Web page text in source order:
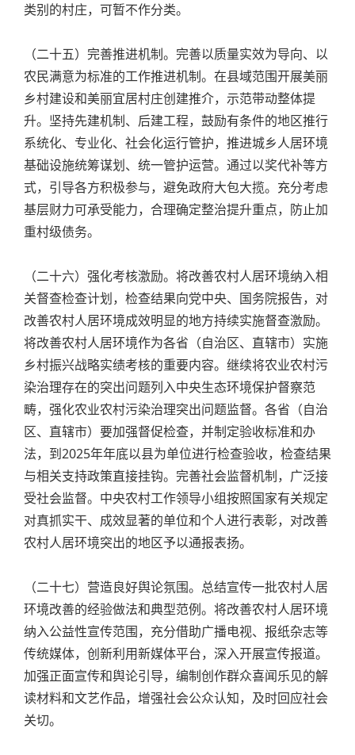
类别的村庄，可暂不作分类。
（二十五）完善推进机制。完善以质量实效为导向、以
农民满意为标准的工作推进机制。在县域范围开展美丽
乡村建设和美丽宜居村庄创建推介，示范带动整体提
升。坚持先建机制、后建工程，鼓励有条件的地区推行
系统化、专业化、社会化运行管护，推进城乡人居环境
基础设施统筹谋划、统一管护运营。通过以奖代补等方
式，引导各方积极参与，避免政府大包大揽。充分考虑
基层财力可承受能力，合理确定整治提升重点，防止加
重村级债务。
（二十六）强化考核激励。将改善农村人居环境纳入相
关督查检查计划，检查结果向党中央、国务院报告，对
改善农村人居环境成效明显的地方持续实施督查激励。
将改善农村人居环境作为各省（自治区、直辖市）实施
乡村振兴战略实绩考核的重要内容。继续将农业农村污
染治理存在的突出问题列入中央生态环境保护督察范
畴，强化农业农村污染治理突出问题监督。各省（自治
区、直辖市）要加强督促检查，并制定验收标准和办
法，到2025年年底以县为单位进行检查验收，检查结果
与相关支持政策直接挂钩。完善社会监督机制，广泛接
受社会监督。中央农村工作领导小组按照国家有关规定
对真抓实干、成效显著的单位和个人进行表彰，对改善
农村人居环境突出的地区予以通报表扬。
（二十七）营造良好舆论氛围。总结宣传一批农村人居
环境改善的经验做法和典型范例。将改善农村人居环境
纳入公益性宣传范围，充分借助广播电视、报纸杂志等
传统媒体，创新利用新媒体平台，深入开展宣传报道。
加强正面宣传和舆论引导，编制创作群众喜闻乐见的解
读材料和文艺作品，增强社会公众认知，及时回应社会
关切。